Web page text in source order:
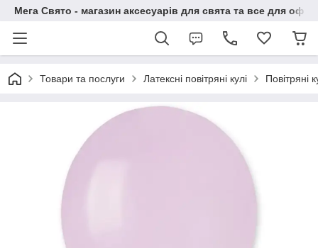
Мега Свято - магазин аксесуарів для свята та все для
Товари та послуги Латексні повітряні кулі Повітряні